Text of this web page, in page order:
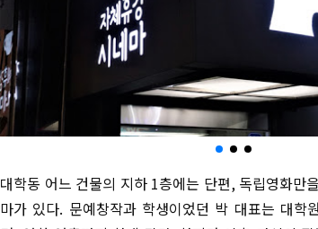
대학동 어느 건물의 지하 1층에는 단편, 독립영화만
마가 있다. 문예창작과 학생이었던 박 대표는 대학